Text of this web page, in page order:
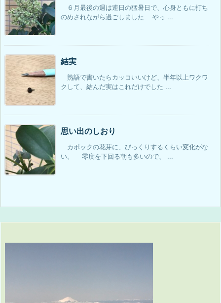
６月最後の週は連日の猛暑日で、心身ともに打ち
のめされながら過ごしました やっ ...
結実
熟語で書いたらカッコいいけど、半年以上ワクワ
クして、結んだ実はこれだけでした ...
思い出のしおり
カポックの花芽に、びっくりするくらい変化がな
い。 零度を下回る朝も多いので、 ...